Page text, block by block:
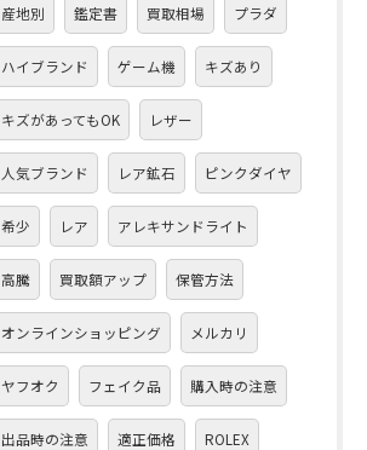
産地別 鑑定書 買取相場 プラダ
ハイブランド ゲーム機 キズあり
キズがあってもOK レザー
人気ブランド レア鉱石 ピンクダイヤ
希少 レア アレキサンドライト
高騰 買取額アップ 保管方法
オンラインショッピング メルカリ
ヤフオク フェイク品 購入時の注意
出品時の注意 適正価格 ROLEX